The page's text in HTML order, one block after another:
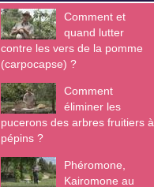
Comment et
quand lutter
contre les vers de la pomme
(carpocapse) ?
Comment
éliminer les
pucerons des arbres fruitiers à
pépins ?
Phéromone,
Kairomone au